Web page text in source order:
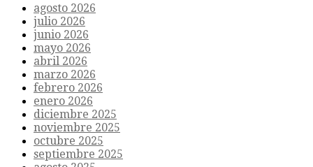
agosto 2026
julio 2026
junio 2026
mayo 2026
abril 2026
marzo 2026
febrero 2026
enero 2026
diciembre 2025
noviembre 2025
octubre 2025
septiembre 2025